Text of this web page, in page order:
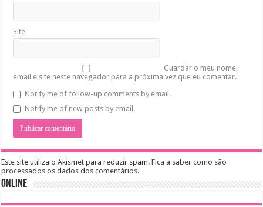
Site
Guardar o meu nome,
email e site neste navegador para a próxima vez que eu comentar.
Notify me of follow-up comments by email.
Notify me of new posts by email.
Este site utiliza o Akismet para reduzir spam.Fica a saber como são
processados os dados dos comentários.
Online